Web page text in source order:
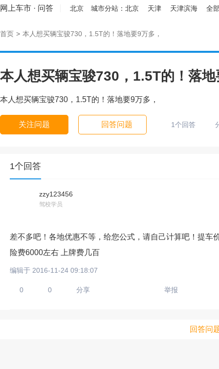
网上车市 · 问答 北京 城市分站： 北京 天津 天津滨海 全
首页 > 本人想买辆宝骏730，1.5T的！落地要9万多，
本人想买辆宝骏730，1.5T的！落
本人想买辆宝骏730，1.5T的！落地要9万多，
关注问题 回答问题 1个回答
1个回答
zzy123456
驾校学员
差不多吧！各地优惠不等，给您公式，请自己计算吧！提车
险费6000左右 上牌费几百
编辑于 2016-11-24 09:18:07
0 0 分享 举报
回答问